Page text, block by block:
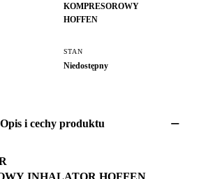
KOMPRESOROWY
HOFFEN
STAN
Niedostępny
Opis i cechy produktu
INHALATOR HOFFEN